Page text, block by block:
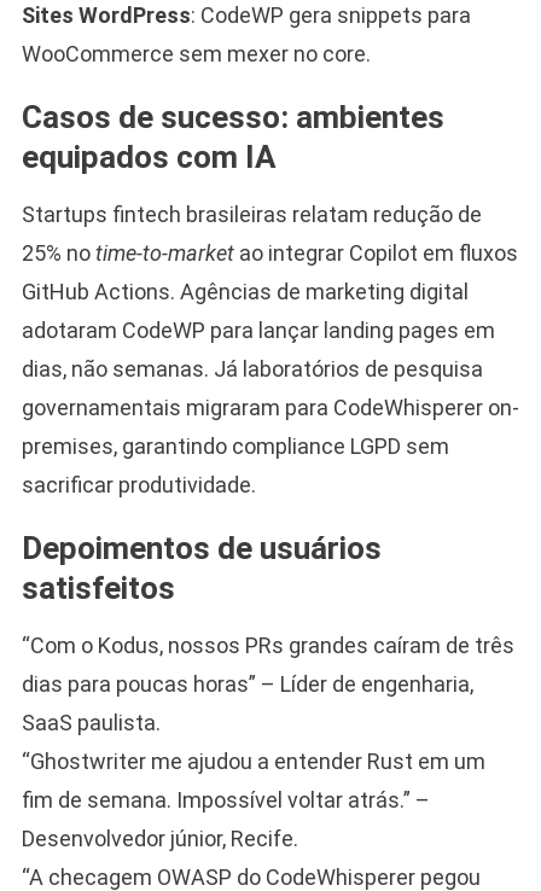
Sites WordPress: CodeWP gera snippets para
WooCommerce sem mexer no core.
Casos de sucesso: ambientes
equipados com IA
Startups fintech brasileiras relatam redução de
25% notime-to-marketao integrar Copilot em fluxos
GitHub Actions. Agências de marketing digital
adotaram CodeWP para lançar landing pages em
dias, não semanas. Já laboratórios de pesquisa
governamentais migraram para CodeWhisperer on-
premises, garantindo compliance LGPD sem
sacrificar produtividade.
Depoimentos de usuários
satisfeitos
“Com o Kodus, nossos PRs grandes caíram de três
dias para poucas horas” – Líder de engenharia,
SaaS paulista.
“Ghostwriter me ajudou a entender Rust em um
fim de semana. Impossível voltar atrás.” –
Desenvolvedor júnior, Recife.
“A checagem OWASP do CodeWhisperer pegou